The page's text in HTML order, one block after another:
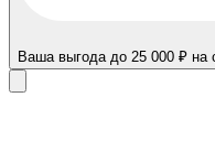
Ваша выгода до 25 000 ₽ на